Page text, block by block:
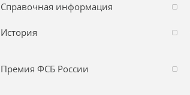
Справочная информация
История
Премия ФСБ России